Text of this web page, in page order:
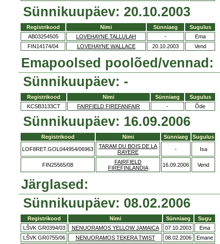
Sünnikuupäev: 20.10.2003
Registrikood Nimi Sünniaeg
Sugulus
AB03254505
LOVEHAYNE TALLULAH -
Ema
FIN14174/04
LOVEHAYNE WALLACE 20.10.2003 Vend
Emapoolsed poolõed/vennad:
Sünnikuupäev: -
Registrikood Nimi Sünniaeg
Sugulus
KCSB3133CT
FAIRFIELD FIREFANFAIR - Õde
Sünnikuupäev: 16.09.2006
Registrikood Nimi Sünniaeg Sugulus
LOF8RET.GOL044954/06963
TARAM DU BOIS DE LA
RAYERE
- Isa
FIN25565/08
FAIRFIELD
FIREFINLANDIA
16.09.2006 Vend
Järglased:
Sünnikuupäev: 08.02.2006
Registrikood Nimi Sünniaeg
Sugu
LŠVK GR0394/03
NENUORAMOS YELLOW JAMAICA 07.10.2003
Ema
LŠVK GR0755/06
NENUORAMOS TEKERA TWIST 08.02.2006
Emane